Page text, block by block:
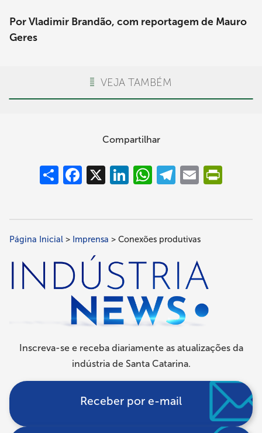
Por Vladimir Brandão, com reportagem de Mauro
Geres
VEJA TAMBÉM
Compartilhar
Compartilhar
Facebook
X LinkedInWhatsAppTelegram
Email
Trilha
de
navegação
Página Inicial Imprensa Conexões produtivas
Inscreva-se e receba diariamente as atualizações da
indústria de Santa Catarina.
Receber por e-mail